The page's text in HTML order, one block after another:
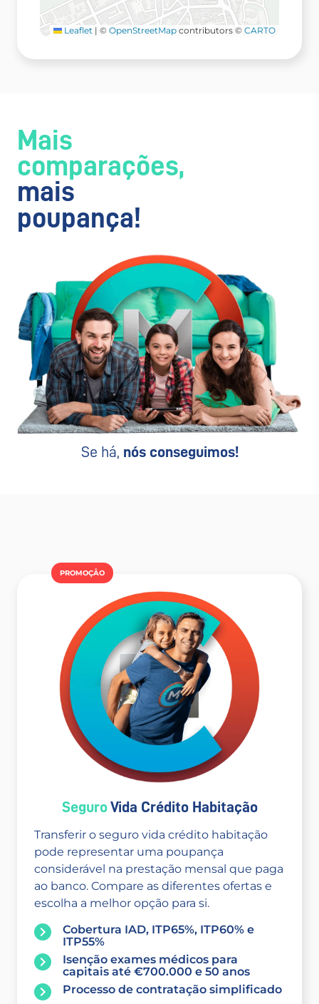
Leaflet | © OpenStreetMap contributors © CARTO
Mais
comparações,
mais
poupança!
Se há, nós conseguimos!
PROMOÇÂO
SeguroVida Crédito Habitação
Transferir o seguro vida crédito habitação
pode representar uma poupança
considerável na prestação mensal que paga
ao banco. Compare as diferentes ofertas e
escolha a melhor opção para si.
Cobertura IAD, ITP65%, ITP60% e
ITP55%
Isenção exames médicos para
capitais até €700.000 e 50 anos
Processo de contratação simplificado